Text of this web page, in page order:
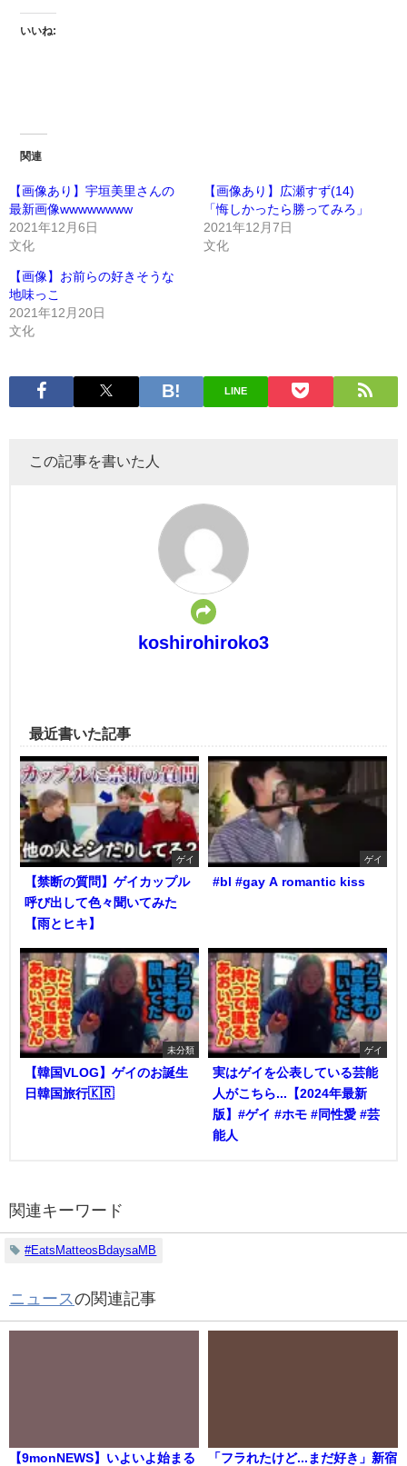
いいね:
関連
【画像あり】宇垣美里さんの
最新画像wwwwwwww
2021年12月6日
文化
【画像あり】広瀬すず(14)
「悔しかったら勝ってみろ」
2021年12月7日
文化
【画像】お前らの好きそうな
地味っこ
2021年12月20日
文化
LINE
この記事を書いた人
koshirohiroko3
最近書いた記事
ゲイ
【禁断の質問】ゲイカップル
呼び出して色々聞いてみた
【雨とヒキ】
ゲイ
#bl #gay A romantic kiss
未分類
【韓国VLOG】ゲイのお誕生
日韓国旅行🇰🇷
ゲイ
実はゲイを公表している芸能
人がこちら...【2024年最新
版】#ゲイ #ホモ #同性愛 #芸
能人
関連キーワード
#EatsMatteosBdaysaMB
ニュースの関連記事
【9monNEWS】いよいよ始まる
「フラれたけど...まだ好き」新宿